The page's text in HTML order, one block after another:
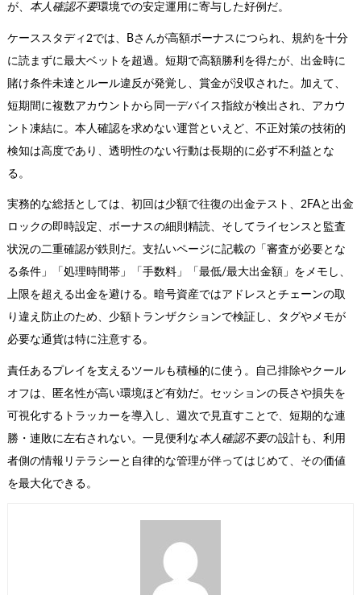
が、 本人確認不要環境での安定運用に寄与した好例だ。
ケーススタディ2では、Bさんが高額ボーナスにつられ、規約を十分
に読まずに最大ベットを超過。短期で高額勝利を得たが、出金時に
賭け条件未達とルール違反が発覚し、賞金が没収された。加えて、
短期間に複数アカウントから同一デバイス指紋が検出され、アカウ
ント凍結に。本人確認を求めない運営といえど、不正対策の技術的
検知は高度であり、透明性のない行動は長期的に必ず不利益とな
る。
実務的な総括としては、初回は少額で往復の出金テスト、2FAと出金
ロックの即時設定、ボーナスの細則精読、そしてライセンスと監査
状況の二重確認が鉄則だ。支払いページに記載の「審査が必要とな
る条件」「処理時間帯」「手数料」「最低/最大出金額」をメモし、
上限を超える出金を避ける。暗号資産ではアドレスとチェーンの取
り違え防止のため、少額トランザクションで検証し、タグやメモが
必要な通貨は特に注意する。
責任あるプレイを支えるツールも積極的に使う。自己排除やクール
オフは、匿名性が高い環境ほど有効だ。セッションの長さや損失を
可視化するトラッカーを導入し、週次で見直すことで、短期的な連
勝・連敗に左右されない。一見便利な本人確認不要の設計も、利用
者側の情報リテラシーと自律的な管理が伴ってはじめて、その価値
を最大化できる。